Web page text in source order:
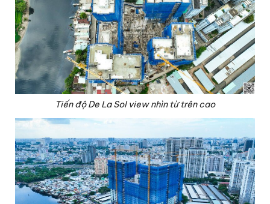
Tiến độ De La Sol view nhìn từ trên cao